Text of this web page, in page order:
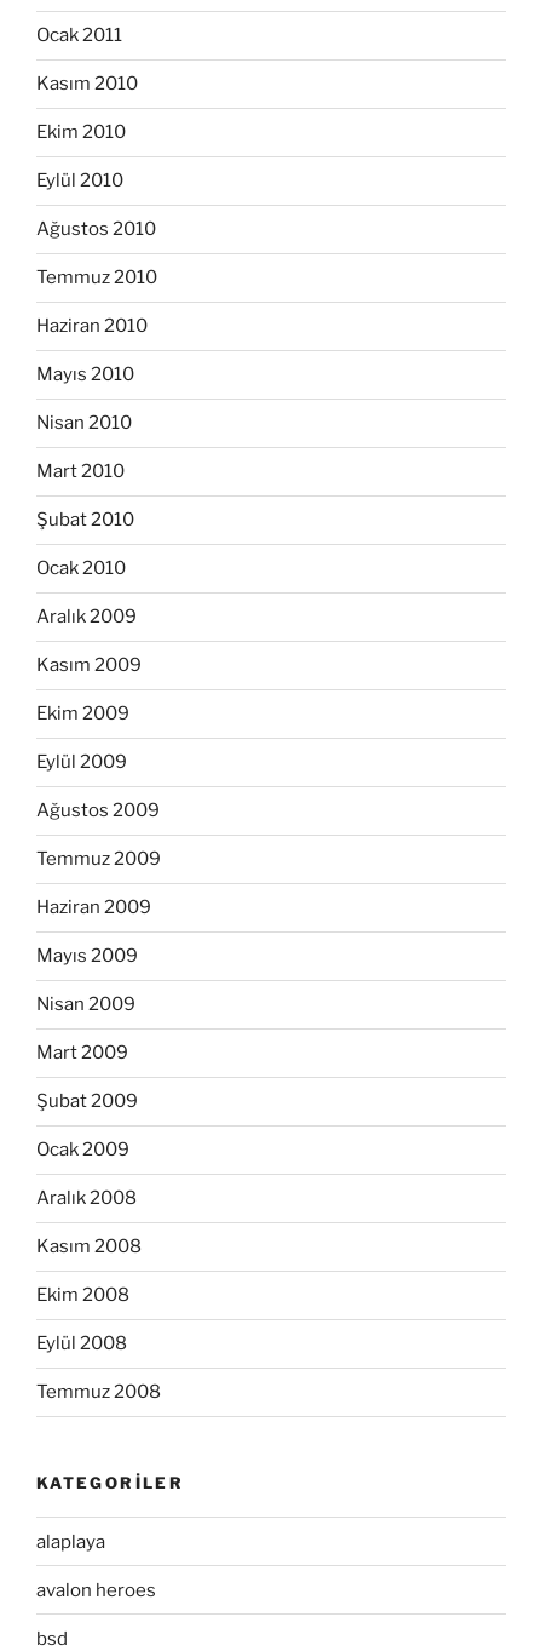
Ocak 2011
Kasım 2010
Ekim 2010
Eylül 2010
Ağustos 2010
Temmuz 2010
Haziran 2010
Mayıs 2010
Nisan 2010
Mart 2010
Şubat 2010
Ocak 2010
Aralık 2009
Kasım 2009
Ekim 2009
Eylül 2009
Ağustos 2009
Temmuz 2009
Haziran 2009
Mayıs 2009
Nisan 2009
Mart 2009
Şubat 2009
Ocak 2009
Aralık 2008
Kasım 2008
Ekim 2008
Eylül 2008
Temmuz 2008
KATEGORILER
alaplaya
avalon heroes
bsd